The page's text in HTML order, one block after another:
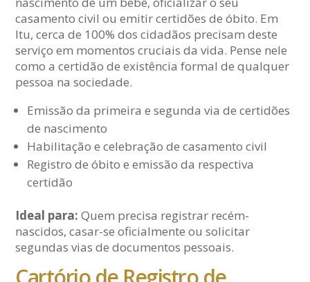
casamento civil ou emitir certidões de óbito. Em
Itu, cerca de 100% dos cidadãos precisam deste
serviço em momentos cruciais da vida. Pense nele
como a certidão de existência formal de qualquer
pessoa na sociedade.
Emissão da primeira e segunda via de certidões
de nascimento
Habilitação e celebração de casamento civil
Registro de óbito e emissão da respectiva
certidão
Ideal para: Quem precisa registrar recém-
nascidos, casar-se oficialmente ou solicitar
segundas vias de documentos pessoais.